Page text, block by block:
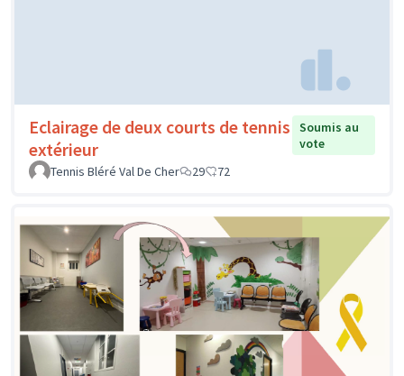
Eclairage de deux courts de tennis
extérieur
Soumis au
vote
Tennis Bléré Val De Cher
29 72